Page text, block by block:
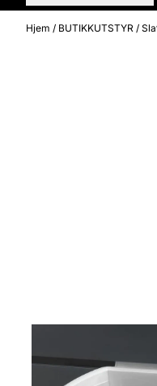
Hjem / BUTIKKUTSTYR /